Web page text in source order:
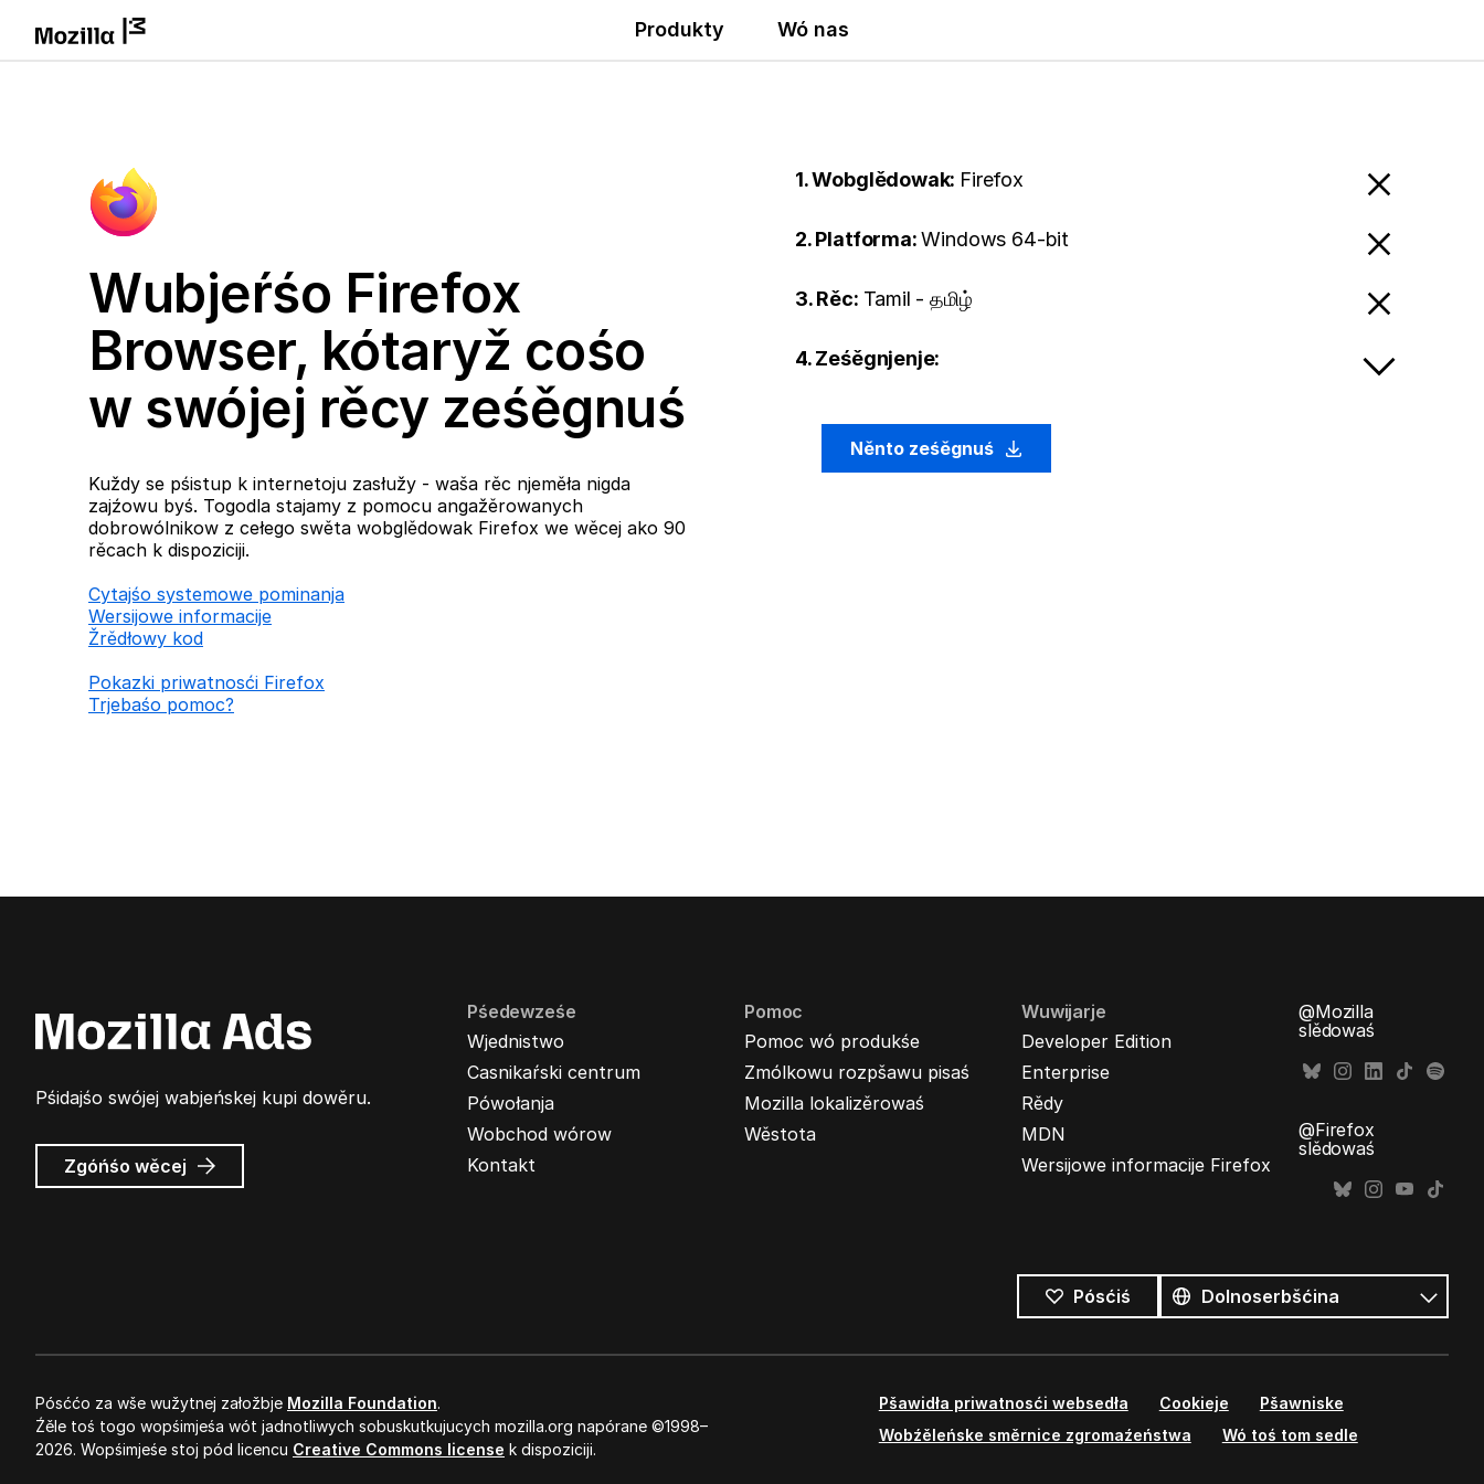
Produkty Wó nas
Wubjeŕśo Firefox
Browser, kótaryž cośo
w swójej rěcy ześěgnuś
Kuždy se pśistup k internetoju zasłužy - waša rěc njeměła nigda
zajźowu byś. Togodla stajamy z pomocu angažěrowanych
dobrowólnikow z cełego swěta wobglědowak Firefox we wěcej ako 90
rěcach k dispoziciji.
Cytajśo systemowe pominanja
Wersijowe informacije
Žrědłowy kod
Pokazki priwatnosći Firefox
Trjebaśo pomoc?
1. Wobglědowak: Firefox
2. Platforma:Windows 64-bit
3. Rěc: Tamil - தமிழ்
4. Ześěgnjenje:
Něnto ześěgnuś
Pśidajśo swójej wabjeńskej kupi dowěru.
Zgóńśo wěcej wó
Wabjenje
Pśedewześe
Wjednistwo
Casnikaŕski centrum
Pówołanja
Wobchod wórow
Kontakt
Pomoc
Pomoc wó produkśe
Zmólkowu rozpšawu pisaś
Mozilla lokalizěrowaś
Wěstota
Wuwijarje
Developer Edition
Enterprise
Rědy
MDN
Wersijowe informacije Firefox
@Mozilla
slědowaś
@Firefox
slědowaś
Pósćiś
rěcy
Rěc
Pósććo za wše wužytnej załožbje Mozilla Foundation.
Źěle toś togo wopśimjeśa wót jadnotliwych sobuskutkujucych mozilla.org napórane ©1998–
2026. Wopśimjeśe stoj pód licencu Creative Commons license k dispoziciji.
Pšawidła priwatnosći websedła Cookieje
Pšawniske
Wobźěleńske směrnice zgromaźeństwa
Wó toś tom sedle